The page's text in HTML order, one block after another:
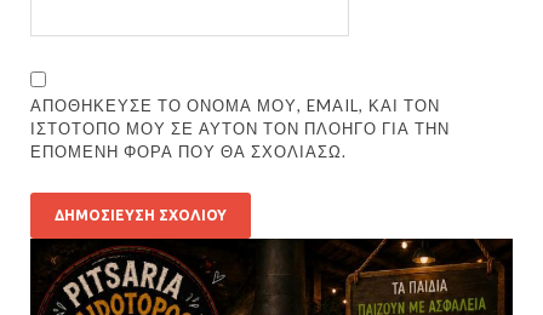
ΑΠΟΘΉΚΕΥΣΕ ΤΟ ΌΝΟΜΆ ΜΟΥ, EMAIL, ΚΑΙ ΤΟΝ
ΙΣΤΌΤΟΠΟ ΜΟΥ ΣΕ ΑΥΤΌΝ ΤΟΝ ΠΛΟΗΓΌ ΓΙΑ ΤΗΝ
ΕΠΌΜΕΝΗ ΦΟΡΆ ΠΟΥ ΘΑ ΣΧΟΛΙΆΣΩ.